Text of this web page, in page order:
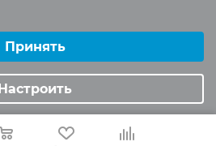
Контакты
и ответы
Реквизиты
Принять